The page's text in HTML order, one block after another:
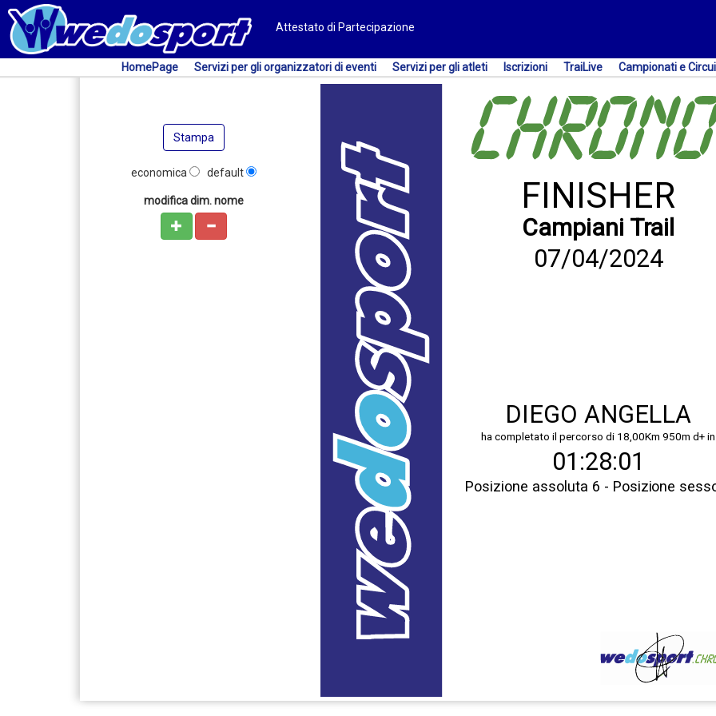
Attestato di Partecipazione
HomePage Servizi per gli organizzatori di eventi Servizi per gli atleti Iscrizioni TraiLive Campionati e
Stampa
economica default
modifica dim. nome FINISHER
Campiani Trail
DIEGO ANGELLA
ha completato il percorso di 18,00Km 950m d+ in
Posizione assoluta 6 - Posizione
01:28:01
07/04/2024